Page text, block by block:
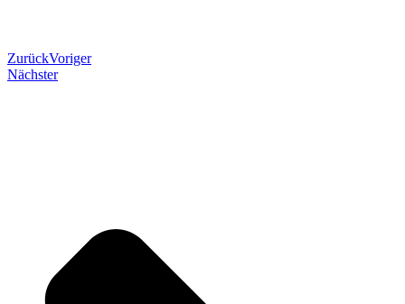
ZurückVoriger
Nächster